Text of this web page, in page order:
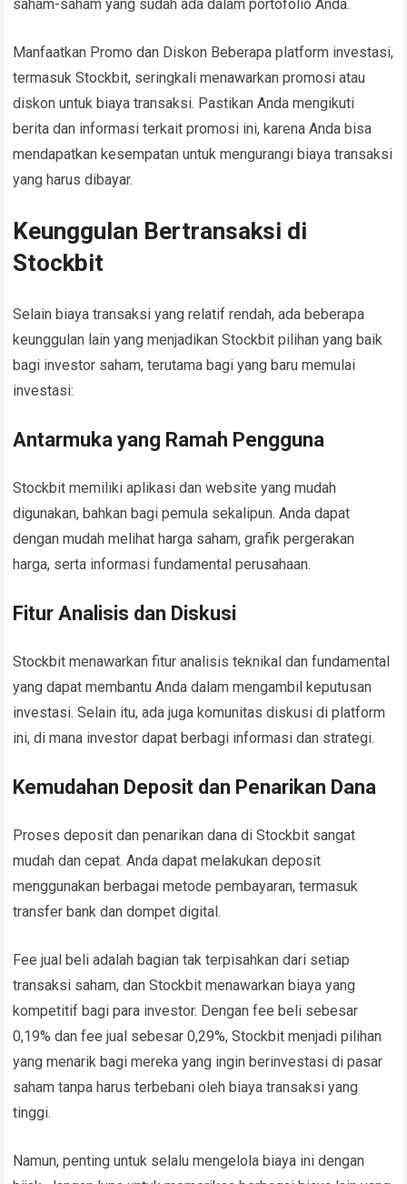
saham-saham yang sudah ada dalam portofolio Anda.
Manfaatkan Promo dan Diskon Beberapa platform investasi,
termasuk Stockbit, seringkali menawarkan promosi atau
diskon untuk biaya transaksi. Pastikan Anda mengikuti
berita dan informasi terkait promosi ini, karena Anda bisa
mendapatkan kesempatan untuk mengurangi biaya transaksi
yang harus dibayar.
Keunggulan Bertransaksi di
Stockbit
Selain biaya transaksi yang relatif rendah, ada beberapa
keunggulan lain yang menjadikan Stockbit pilihan yang baik
bagi investor saham, terutama bagi yang baru memulai
investasi:
Antarmuka yang Ramah Pengguna
Stockbit memiliki aplikasi dan website yang mudah
digunakan, bahkan bagi pemula sekalipun. Anda dapat
dengan mudah melihat harga saham, grafik pergerakan
harga, serta informasi fundamental perusahaan.
Fitur Analisis dan Diskusi
Stockbit menawarkan fitur analisis teknikal dan fundamental
yang dapat membantu Anda dalam mengambil keputusan
investasi. Selain itu, ada juga komunitas diskusi di platform
ini, di mana investor dapat berbagi informasi dan strategi.
Kemudahan Deposit dan Penarikan Dana
Proses deposit dan penarikan dana di Stockbit sangat
mudah dan cepat. Anda dapat melakukan deposit
menggunakan berbagai metode pembayaran, termasuk
transfer bank dan dompet digital.
Fee jual beli adalah bagian tak terpisahkan dari setiap
transaksi saham, dan Stockbit menawarkan biaya yang
kompetitif bagi para investor. Dengan fee beli sebesar
0,19% dan fee jual sebesar 0,29%, Stockbit menjadi pilihan
yang menarik bagi mereka yang ingin berinvestasi di pasar
saham tanpa harus terbebani oleh biaya transaksi yang
tinggi.
Namun, penting untuk selalu mengelola biaya ini dengan